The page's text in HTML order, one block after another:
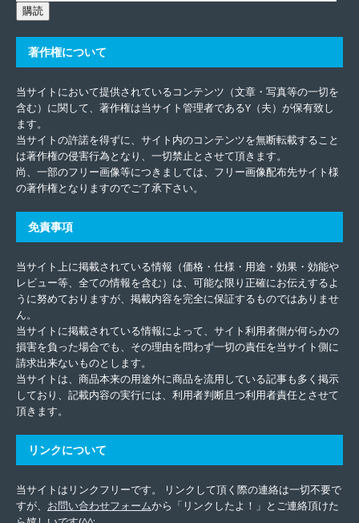
購読
著作権について
当サイトにおいて提供されているコンテンツ（文章・写真等の一切を
含む）に関して、著作権は当サイト管理者であるY（夫）が保有致し
ます。
当サイトの許諾を得ずに、サイト内のコンテンツを無断転載すること
は著作権の侵害行為となり、一切禁止とさせて頂きます。
尚、一部のフリー画像等につきましては、フリー画像配布先サイト様
の著作権となりますのでご了承下さい。
免責事項
当サイト上に掲載されている情報（価格・仕様・用途・効果・効能や
レビュー等、全ての情報を含む）は、可能な限り正確にお伝えするよ
うに努めておりますが、掲載内容を完全に保証するものではありませ
ん。
当サイトに掲載されている情報によって、サイト利用者側が何らかの
損害を負った場合でも、その理由を問わず一切の責任を当サイト側に
請求出来ないものとします。
当サイトは、商品本来の用途外に商品を流用している記事も多く掲示
しており、記載内容の実行には、利用者判断且つ利用者責任とさせて
頂きます。
リンクについて
当サイトはリンクフリーです。 リンクして頂く際の連絡は一切不要で
すが、 お問い合わせフォームから「リンクしたよ！」とご連絡頂けた